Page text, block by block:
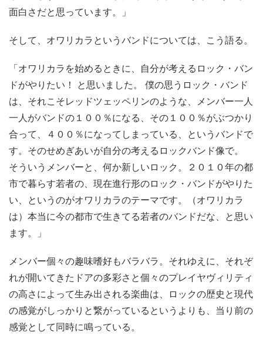
面白さだと思っています。」
そして、オワリカラというバンドについては、こう語る。
「オワリカラを始めるときに、自分が考えるロック・バン
ドがやりたい！ と思いました。 僕の思うロック・バンド
は、それこそレッドツェッペリンのような、メンバー一人
一人がバンドの１００％になる、その１００％がぶつかり
合って、４００％になってしまっている、というバンドで
す。そのせめぎあいが自分の考えるロックバンド像で。
そういうメンバーと、何か新しいロック。２０１０年の都
市で暮らす若者の、現在進行形のロック・バンドがやりた
い、というのがオワリカラのテーマです。（オワリカラ
は）本当に今の都市で生きてる若者のバンドだな、と思い
ます。」
メンバー個々の趣味嗜好もバラバラ。それゆえに、それぞ
れが開いてきたドアの多彩さと個々のプレイヤヴィリティ
の高さによって生み出される楽曲は、ロックの歴史と現代
の感覚がしっかりと繋がっているというよりも、当り前の
感覚として同時に鳴っている。